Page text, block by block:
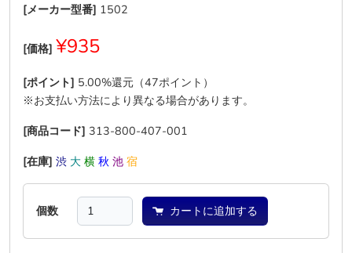
[メーカー型番] 1502
[価格] ¥935
[ポイント] 5.00%還元（47ポイント）
※お支払い方法により異なる場合があります。
[商品コード] 313-800-407-001
[在庫] 渋 大 横 秋 池 宿
個数 カートに追加する